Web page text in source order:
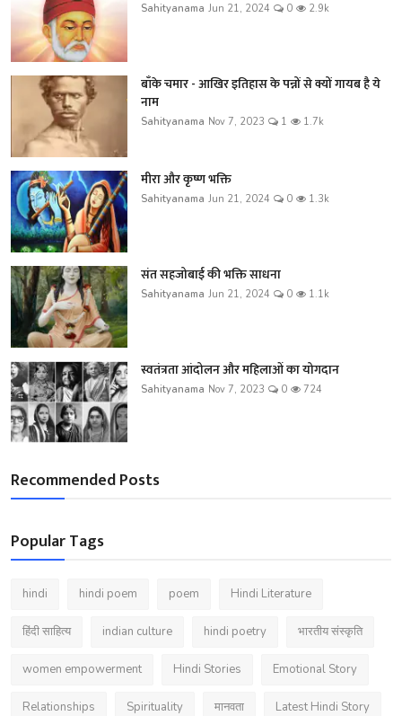
Sahityanama Jun 21, 2024 0 2.9k
बाँके चमार - आखिर इतिहास के पन्नों से क्यों गायब है ये
नाम
Sahityanama Nov 7, 2023 1 1.7k
मीरा और कृष्ण भक्ति
Sahityanama Jun 21, 2024 0 1.3k
संत सहजोबाई की भक्ति साधना
Sahityanama Jun 21, 2024 0 1.1k
स्वतंत्रता आंदोलन और महिलाओं का योगदान
Sahityanama Nov 7, 2023 0 724
Recommended Posts
Popular Tags
hindi hindi poem poem Hindi Literature
हिंदी साहित्य indian culture hindi poetry भारतीय संस्कृति
women empowerment Hindi Stories Emotional Story
Relationships Spirituality मानवता Latest Hindi Story